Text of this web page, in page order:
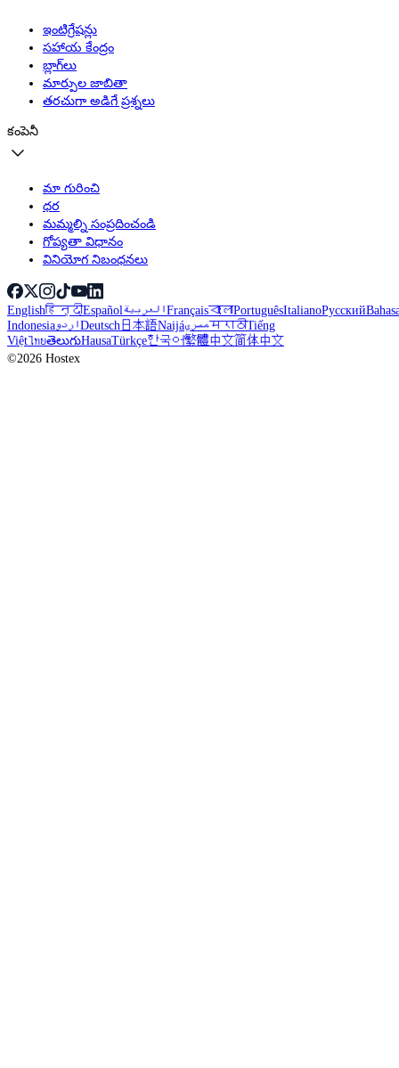
ఇంటిగ్రేషన్లు
సహాయ కేంద్రం
బ్లాగ్‌లు
మార్పుల జాబితా
తరచుగా అడిగే ప్రశ్నలు
కంపెనీ
మా గురించి
ధర
మమ్మల్ని సంప్రదించండి
గోప్యతా విధానం
వినియోగ నిబంధనలు
Englishहिन्दीEspañolالعربيةFrançaisবাংলাPortuguêsItalianoРусский
IndonesiaاردوDeutsch 日本語NaijáمصريमराठीTiếng
ViệtไทยతెలుగుHausaTürkçe한국어繁體中文简体中文
©2026 Hostex